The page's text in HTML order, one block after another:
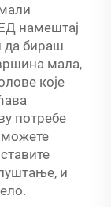
намештај
да бираш
мала,
које
потребе
можете
и